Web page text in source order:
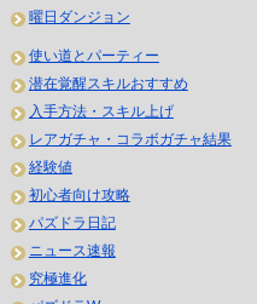
曜日ダンジョン
使い道とパーティー
潜在覚醒スキルおすすめ
入手方法・スキル上げ
レアガチャ・コラボガチャ結果
経験値
初心者向け攻略
パズドラ日記
ニュース速報
究極進化